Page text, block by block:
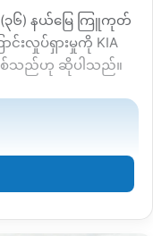
၃၆) နယ်မြေ ကြူကုတ်
းလှုပ်ရှားမှုကို KIA
ြစ်သည်ဟု ဆိုပါသည်။
ပွဲဖြစ်ပွား
)ကျေးရွာ